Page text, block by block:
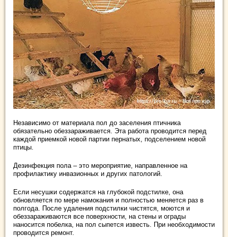
Независимо от материала пол до заселения птичника
обязательно обеззараживается. Эта работа проводится перед
каждой приемкой новой партии пернатых, подселением новой
птицы.
Дезинфекция пола – это мероприятие, направленное на
профилактику инвазионных и других патологий.
Если несушки содержатся на глубокой подстилке, она
обновляется по мере намокания и полностью меняется раз в
полгода. После удаления подстилки чистятся, моются и
обеззараживаются все поверхности, на стены и ограды
наносится побелка, на пол сыпется известь. При необходимости
проводится ремонт.